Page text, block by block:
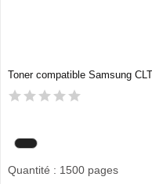
Toner compatible Samsung
Quantité : 1500 pages